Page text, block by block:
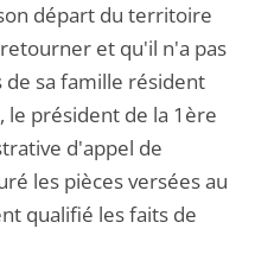
départ du territoire
et qu'il n'a pas
sa famille résident
le président de la 1ère
d'appel de
les pièces versées au
qualifié les faits de